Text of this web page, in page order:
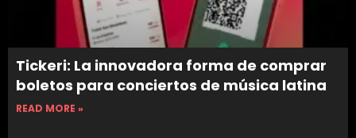
Tickeri: La innovadora forma de comprar
boletos para conciertos de música latina
READ MORE »